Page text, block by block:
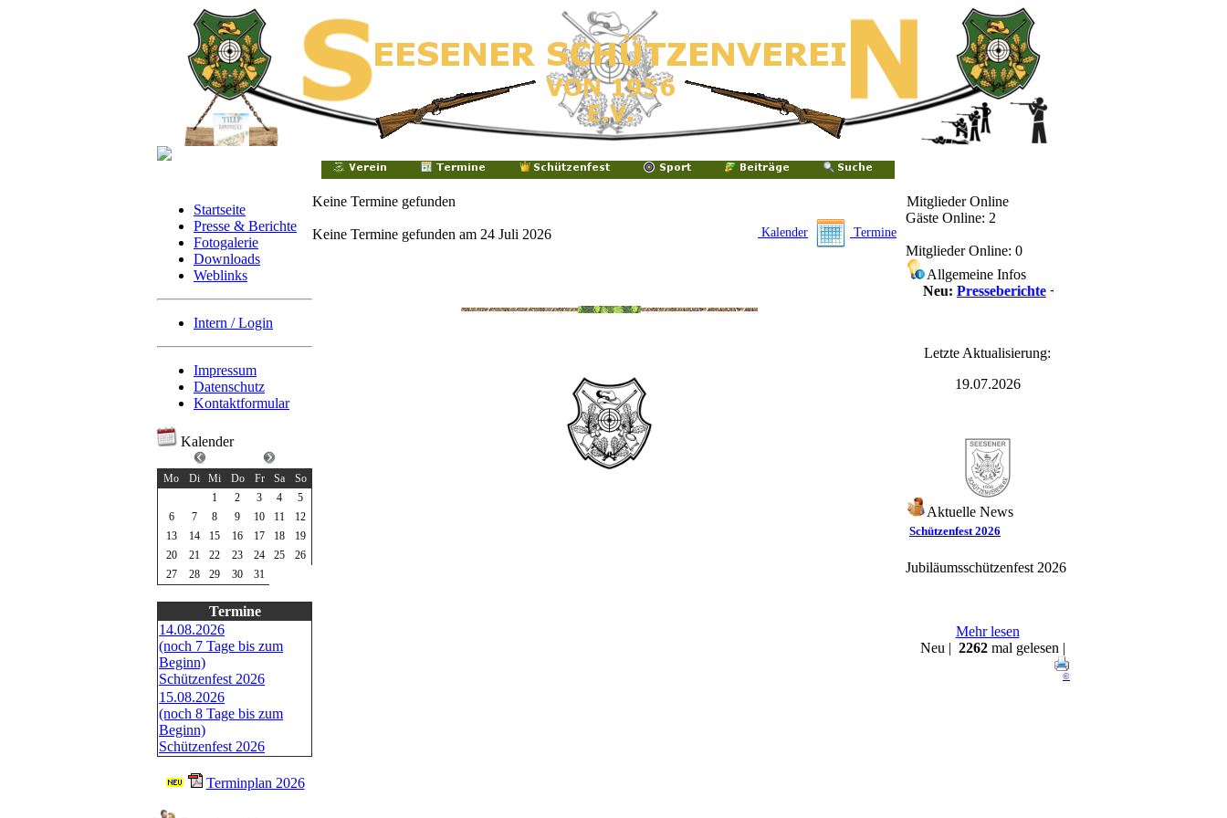
Startseite
Presse & Berichte
Fotogalerie
Downloads
Weblinks
Intern / Login
Impressum
Datenschutz
Kontaktformular
Kalender
Mo
Di Mi Do Fr Sa
So
1
2 3 4
5
6
7 8 9 10 11
12
13
14 15 16 17 18
19
20
21 22 23 24 25
26
27
28 29 30 31
Termine
14.08.2026
(noch 7 Tage bis zum
Beginn)
Schützenfest 2026
15.08.2026
(noch 8 Tage bis zum
Beginn)
Schützenfest 2026
Terminplan 2026
Keine Termine gefunden
Kalender Termine
Keine Termine gefunden am 24 Juli 2026
Mitglieder Online
Gäste Online: 2
Mitglieder Online: 0
Allgemeine Infos
++++ Neu:Presseberichte++++
Letzte Aktualisierung:
19.07.2026
Aktuelle News
Schützenfest 2026
Jubiläumsschützenfest 2026
Mehr lesen
Neu | 2262 mal gelesen |
©